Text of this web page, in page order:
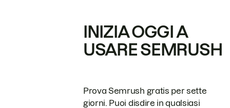
INIZIA OGGI A
USARE SEMRUSH
Prova Semrush gratis per sette
giorni. Puoi disdire in qualsiasi